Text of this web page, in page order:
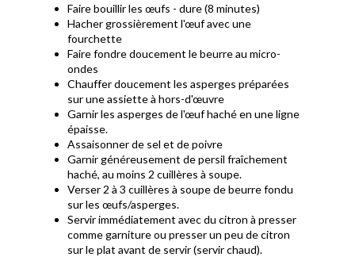
Faire bouillir les œufs - dure (8 minutes)
Hacher grossièrement l'œuf avec une
fourchette
Faire fondre doucement le beurre au micro-
ondes
Chauffer doucement les asperges préparées
sur une assiette à hors-d'œuvre
Garnir les asperges de l'œuf haché en une ligne
épaisse.
Assaisonner de sel et de poivre
Garnir généreusement de persil fraîchement
haché, au moins 2 cuillères à soupe.
Verser 2 à 3 cuillères à soupe de beurre fondu
sur les œufs/asperges.
Servir immédiatement avec du citron à presser
comme garniture ou presser un peu de citron
sur le plat avant de servir (servir chaud).